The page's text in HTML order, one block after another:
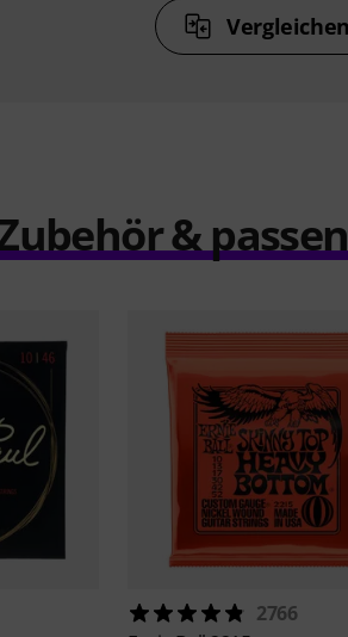
Vergleichen
&
2766